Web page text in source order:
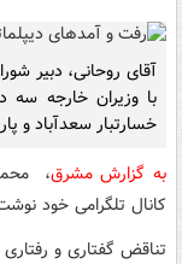
آقای روحانی، دبیر
با وزیران خارجه سه
خسارتبار سعدآباد و
به گزارش مشرق،
کانال تلگرامی خود
تناقض گفتاری و